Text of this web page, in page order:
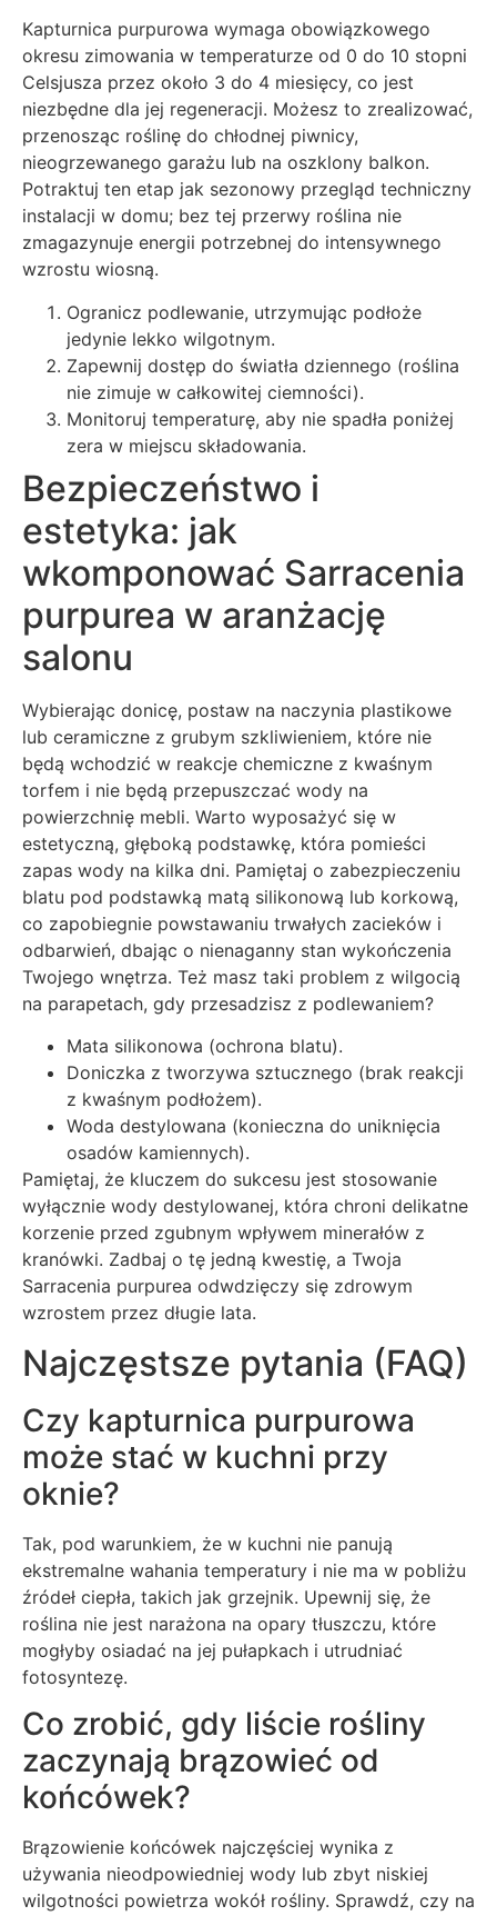
Kapturnica purpurowa wymaga obowiązkowego
okresu zimowania w temperaturze od 0 do 10 stopni
Celsjusza przez około 3 do 4 miesięcy, co jest
niezbędne dla jej regeneracji. Możesz to zrealizować,
przenosząc roślinę do chłodnej piwnicy,
nieogrzewanego garażu lub na oszklony balkon.
Potraktuj ten etap jak sezonowy przegląd techniczny
instalacji w domu; bez tej przerwy roślina nie
zmagazynuje energii potrzebnej do intensywnego
wzrostu wiosną.
Ogranicz podlewanie, utrzymując podłoże
jedynie lekko wilgotnym.
Zapewnij dostęp do światła dziennego (roślina
nie zimuje w całkowitej ciemności).
Monitoruj temperaturę, aby nie spadła poniżej
zera w miejscu składowania.
Bezpieczeństwo i
estetyka: jak
wkomponować Sarracenia
purpurea w aranżację
salonu
Wybierając donicę, postaw na naczynia plastikowe
lub ceramiczne z grubym szkliwieniem, które nie
będą wchodzić w reakcje chemiczne z kwaśnym
torfem i nie będą przepuszczać wody na
powierzchnię mebli. Warto wyposażyć się w
estetyczną, głęboką podstawkę, która pomieści
zapas wody na kilka dni. Pamiętaj o zabezpieczeniu
blatu pod podstawką matą silikonową lub korkową,
co zapobiegnie powstawaniu trwałych zacieków i
odbarwień, dbając o nienaganny stan wykończenia
Twojego wnętrza. Też masz taki problem z wilgocią
na parapetach, gdy przesadzisz z podlewaniem?
Mata silikonowa (ochrona blatu).
Doniczka z tworzywa sztucznego (brak reakcji
z kwaśnym podłożem).
Woda destylowana (konieczna do uniknięcia
osadów kamiennych).
Pamiętaj, że kluczem do sukcesu jest stosowanie
wyłącznie wody destylowanej, która chroni delikatne
korzenie przed zgubnym wpływem minerałów z
kranówki. Zadbaj o tę jedną kwestię, a Twoja
Sarracenia purpurea odwdzięczy się zdrowym
wzrostem przez długie lata.
Najczęstsze pytania (FAQ)
Czy kapturnica purpurowa
może stać w kuchni przy
oknie?
Tak, pod warunkiem, że w kuchni nie panują
ekstremalne wahania temperatury i nie ma w pobliżu
źródeł ciepła, takich jak grzejnik. Upewnij się, że
roślina nie jest narażona na opary tłuszczu, które
mogłyby osiadać na jej pułapkach i utrudniać
fotosyntezę.
Co zrobić, gdy liście rośliny
zaczynają brązowieć od
końcówek?
Brązowienie końcówek najczęściej wynika z
używania nieodpowiedniej wody lub zbyt niskiej
wilgotności powietrza wokół rośliny. Sprawdź, czy na